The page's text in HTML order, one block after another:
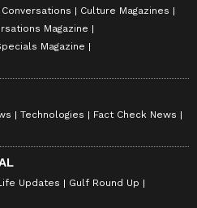
Conversations
Culture Magazines
Magazine
Magazine
Technologies
Fact Check News
Updates
Gulf Round Up